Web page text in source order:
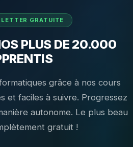
PLUS DE 20.000
grâce à nos cours
et faciles à suivre. Progressez
autonome. Le plus beau
gratuit !